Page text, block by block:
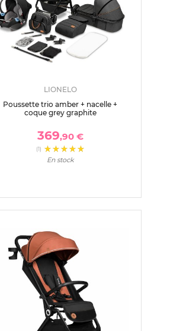
LIONELO
Poussette trio amber + nacelle +
coque grey graphite
369,90 €
(1)
En stock